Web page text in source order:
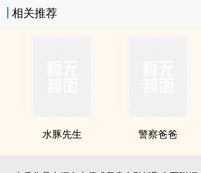
相关推荐
水豚先生 警察爸爸